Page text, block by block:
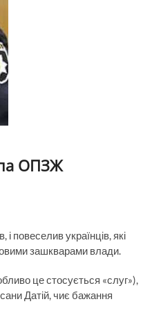
ОПЗЖ
повеселив українців, які
зашкварами влади.
це стосується «слуг»),
Датій, чиє бажання